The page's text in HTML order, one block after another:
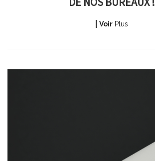
VoirPlus